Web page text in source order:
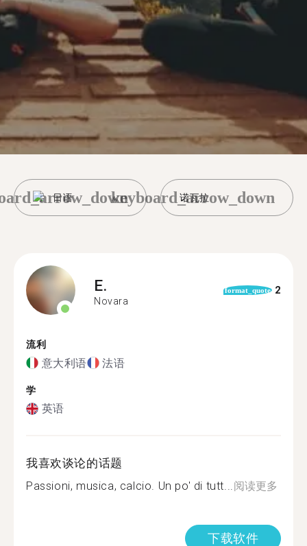
日语 诺瓦拉
keyboard_arrow_down
E.
Novara
format_quote 2
流利
意大利语 法语
学
英语
我喜欢谈论的话题
Passioni, musica, calcio. Un po' di tutt...阅读更多
下载软件